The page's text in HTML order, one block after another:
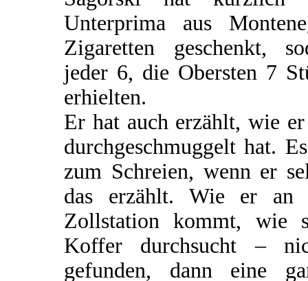
Unterprima aus
Zigaretten geschenkt,
jeder 6, die Obersten 7
erhielten.
Er hat auch erzählt, wie
durchgeschmuggelt hat.
zum Schreien, wenn er
das erzählt. Wie er an
Zollstation kommt, wie
Koffer durchsucht –
gefunden, dann eine